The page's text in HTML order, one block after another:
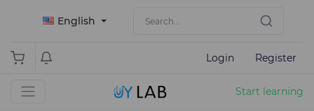
English
Login Register
Start learning